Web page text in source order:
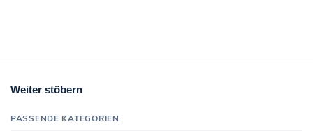
Weiter stöbern
PASSENDE KATEGORIEN